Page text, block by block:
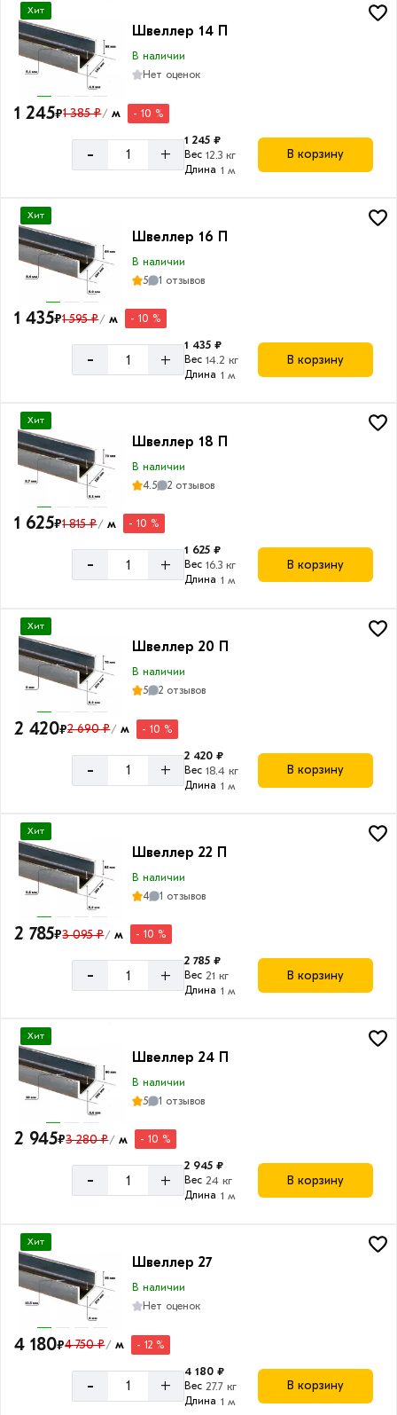
Хит
Швеллер 14 П
В наличии
Нет оценок
1 245₽1 385 ₽/ м - 10 %
- +
1 245 ₽
Вес 12.3 кг
Длина 1 м
В корзину
Хит
Швеллер 16 П
В наличии
5
1 отзывов
1 435₽1 595 ₽/ м - 10 %
- +
1 435 ₽
Вес 14.2 кг
Длина 1 м
В корзину
Хит
Швеллер 18 П
В наличии
4.5
2 отзывов
1 625₽1 815 ₽/ м - 10 %
- +
1 625 ₽
Вес 16.3 кг
Длина 1 м
В корзину
Хит
Швеллер 20 П
В наличии
5
2 отзывов
2 420₽2 690 ₽/ м - 10 %
- +
2 420 ₽
Вес 18.4 кг
Длина 1 м
В корзину
Хит
Швеллер 22 П
В наличии
4
1 отзывов
2 785₽3 095 ₽/ м - 10 %
- +
2 785 ₽
Вес 21 кг
Длина 1 м
В корзину
Хит
Швеллер 24 П
В наличии
5
1 отзывов
2 945₽3 280 ₽/ м - 10 %
- +
2 945 ₽
Вес 24 кг
Длина 1 м
В корзину
Хит
Швеллер 27
В наличии
Нет оценок
4 180₽4 750 ₽/ м - 12 %
- +
4 180 ₽
Вес 27.7 кг
Длина 1 м
В корзину